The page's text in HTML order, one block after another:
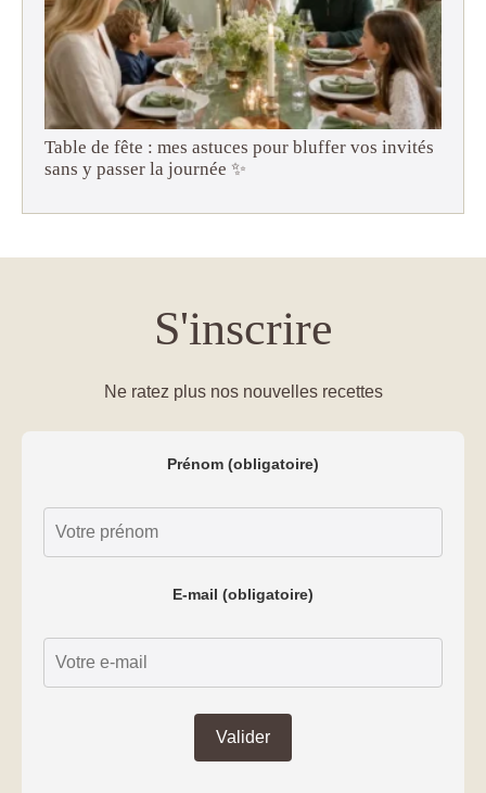
Table de fête : mes astuces pour bluffer vos invités
sans y passer la journée ✨
S'inscrire
Ne ratez plus nos nouvelles recettes
Prénom (obligatoire)
E-mail (obligatoire)